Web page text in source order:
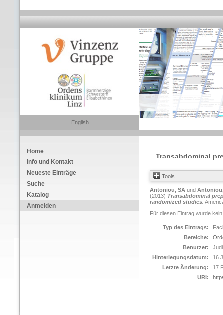
English
Home
Info und Kontakt
Neueste Einträge
Suche
Katalog
Anmelden
Transabdominal
Tools
Antoniou, SA und
(2013) Transabdominal
randomized studies.
Für diesen Eintrag wurde
Typ des Eintrags:
Bereiche:
Benutzer:
Hinterlegungsdatum:
16
Letzte Änderung:
17
URI: